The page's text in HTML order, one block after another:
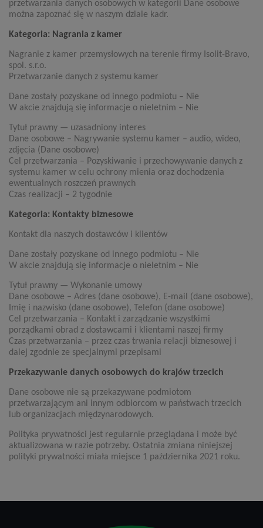
przetwarzania danych osobowych w kategorii Dane osobowe
można zapoznać się w naszym dziale kadr.
Kategoria: Nagrania z kamer
Nagranie z kamer przemysłowych na terenie firmy Isolit-Bravo,
spol. s.r.o.
Przetwarzanie danych z systemu kamer
Dane zostały pozyskane od innego podmiotu – Nie
W akcie znajdują się informacje o nieletnim – Nie
Tytuł prawny — uzasadniony interes
Dane osobowe – Nagrywanie systemu kamer – audio, wideo,
zdjęcia (Dane osobowe)
Cel przetwarzania – Pozyskiwanie i przechowywanie danych z
systemu kamer w celu ochrony mienia oraz dochodzenia
ewentualnych roszczeń prawnych
Czas realizacji – 2 tygodnie
Kategoria: Kontakty biznesowe
Kontakt dla naszych dostawców i klientów
Dane zostały pozyskane od innego podmiotu – Nie
W akcie znajdują się informacje o nieletnim – Nie
Tytuł prawny — Wykonanie umowy
Dane osobowe – Adres (dane osobowe), E-mail (dane osobowe),
Imię i nazwisko (dane osobowe), Telefon (dane osobowe)
Cel przetwarzania – Kontakt i zarządzanie wszystkimi
porządkami obrad z dostawcami i klientami naszej firmy
Czas przetwarzania – przez czas trwania relacji biznesowej i
dalej zgodnie ze specjalnymi przepisami
Przekazywanie danych osobowych do krajów trzecich
Dane osobowe nie są przekazywane podmiotom
przetwarzającym ani innym odbiorcom w państwach trzecich
lub organizacjach międzynarodowych.
Polityka prywatności jest regularnie przeglądana i może być
aktualizowana w razie potrzeby. Ostatnia zmiana niniejszej
polityki prywatności miała miejsce 1 października 2021 roku.